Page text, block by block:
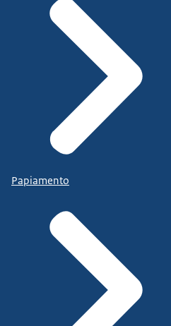
Papiamento